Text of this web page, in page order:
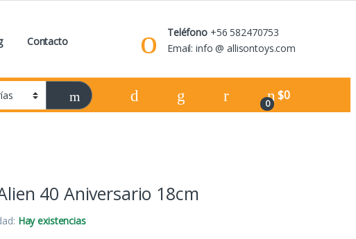
Contacto
Teléfono+56 582470753
Email: info @ allisontoys.com
0
$0
40 Aniversario 18cm
Hay existencias